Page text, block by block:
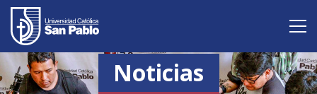
Vive San Pablo
Noticias